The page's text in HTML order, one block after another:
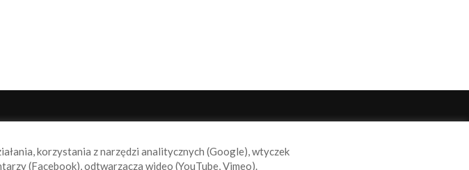
szukają aktualnych
korzystania z narzędzi analitycznych (Google), wtyczek
(Facebook), odtwarzacza wideo (YouTube, Vimeo).